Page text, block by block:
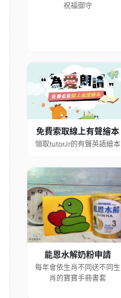
祝福御守
免費索取線上有聲繪本
領取tutorJr的有聲英語繪本
能恩水解奶粉申請
每年會依生肖不同送不同生
肖的寶寶手冊書套